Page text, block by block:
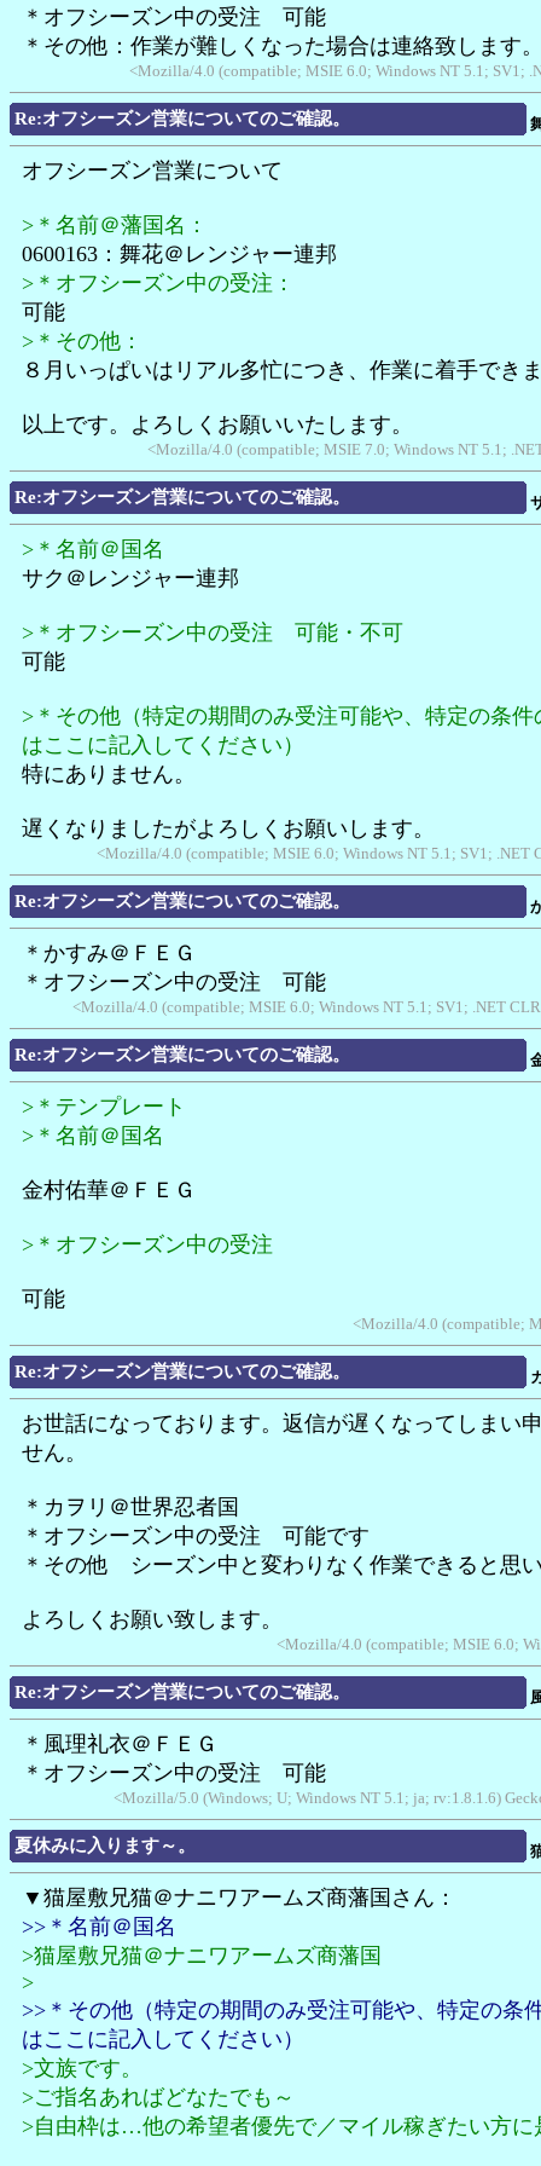
＊オフシーズン中の受注 可能
＊その他：作業が難しくなった場合は連絡致します
<Mozilla/4.0 (compatible; MSIE 6.0; Windows NT 5.1; SV1;
Re:オフシーズン営業についてのご確認。
オフシーズン営業について
>＊名前＠藩国名：
0600163：舞花＠レンジャー連邦
>＊オフシーズン中の受注：
可能
>＊その他：
８月いっぱいはリアル多忙につき、作業に着手でき
以上です。よろしくお願いいたします。
<Mozilla/4.0 (compatible; MSIE 7.0; Windows NT 5.1;
Re:オフシーズン営業についてのご確認。
>＊名前＠国名
サク＠レンジャー連邦
>＊オフシーズン中の受注 可能・不可
可能
>＊その他（特定の期間のみ受注可能や、特定の条件
はここに記入してください）
特にありません。
遅くなりましたがよろしくお願いします。
<Mozilla/4.0 (compatible; MSIE 6.0; Windows NT 5.1; SV1; .NET
Re:オフシーズン営業についてのご確認。
＊かすみ＠ＦＥＧ
＊オフシーズン中の受注 可能
<Mozilla/4.0 (compatible; MSIE 6.0; Windows NT 5.1; SV1; .NET
Re:オフシーズン営業についてのご確認。
>＊テンプレート
>＊名前＠国名
金村佑華＠ＦＥＧ
>＊オフシーズン中の受注
可能
<Mozilla/4.0 (compatible;
Re:オフシーズン営業についてのご確認。
お世話になっております。返信が遅くなってしまい
せん。
＊カヲリ＠世界忍者国
＊オフシーズン中の受注 可能です
＊その他 シーズン中と変わりなく作業できると思
よろしくお願い致します。
<Mozilla/4.0 (compatible; MSIE 6.0;
Re:オフシーズン営業についてのご確認。
＊風理礼衣＠ＦＥＧ
＊オフシーズン中の受注 可能
<Mozilla/5.0 (Windows; U; Windows NT 5.1; ja; rv:1.8.1.6)
夏休みに入ります～。
▼猫屋敷兄猫＠ナニワアームズ商藩国さん：
>>＊名前＠国名
>猫屋敷兄猫＠ナニワアームズ商藩国
>
>>＊その他（特定の期間のみ受注可能や、特定の条
はここに記入してください）
>文族です。
>ご指名あればどなたでも～
>自由枠は…他の希望者優先で／マイル稼ぎたい方に